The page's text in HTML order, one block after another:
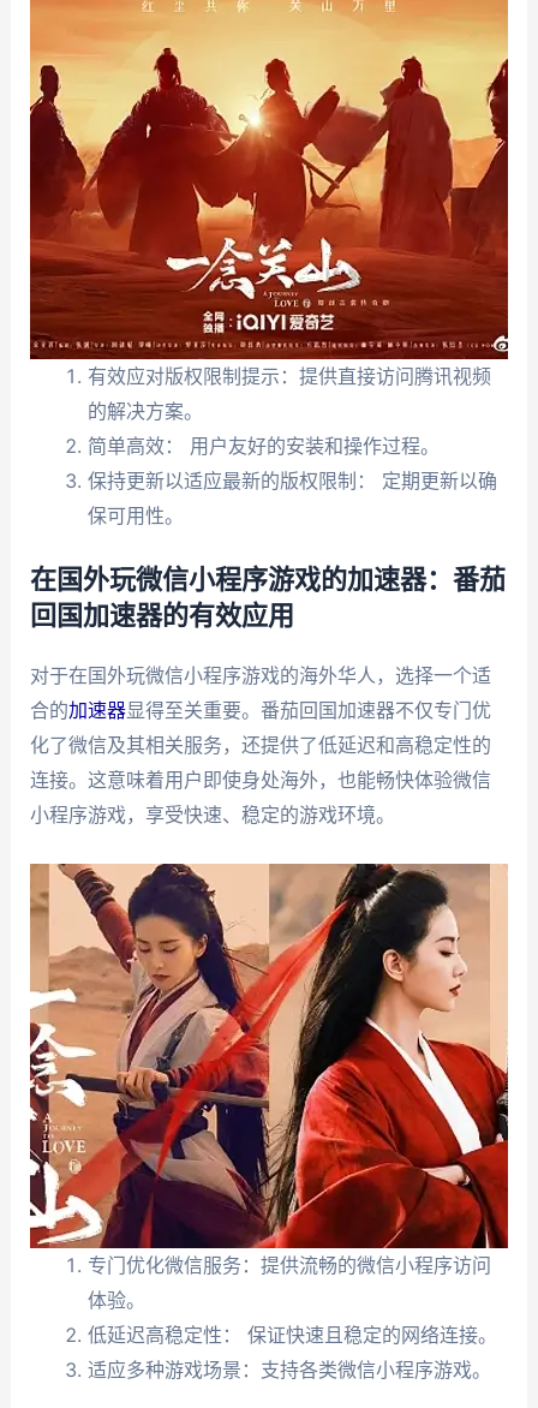
有效应对版权限制提示：提供直接访问腾讯视频
的解决方案。
简单高效： 用户友好的安装和操作过程。
保持更新以适应最新的版权限制： 定期更新以确
保可用性。
在国外玩微信小程序游戏的加速器：番茄
回国加速器的有效应用
对于在国外玩微信小程序游戏的海外华人，选择一个适
合的加速器显得至关重要。番茄回国加速器不仅专门优
化了微信及其相关服务，还提供了低延迟和高稳定性的
连接。这意味着用户即使身处海外，也能畅快体验微信
小程序游戏，享受快速、稳定的游戏环境。
专门优化微信服务：提供流畅的微信小程序访问
体验。
低延迟高稳定性： 保证快速且稳定的网络连接。
适应多种游戏场景：支持各类微信小程序游戏。